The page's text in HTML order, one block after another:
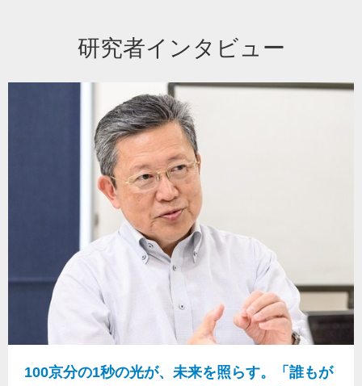
研究者インタビュー
100京分の1秒の光が、未来を照らす。「誰もが